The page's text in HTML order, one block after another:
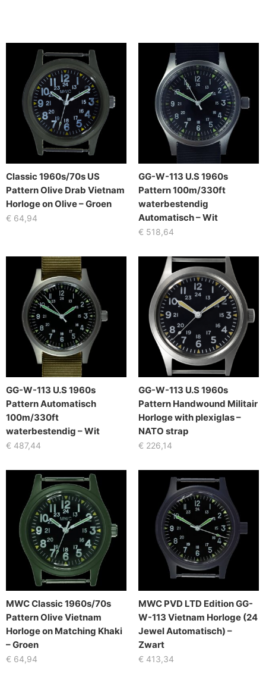
Classic 1960s/70s US
Pattern Olive Drab Vietnam
Horloge on Olive – Groen
€ 64,94
GG-W-113 U.S 1960s
Pattern 100m/330ft
waterbestendig
Automatisch – Wit
€ 518,64
GG-W-113 U.S 1960s
Pattern Automatisch
100m/330ft
waterbestendig – Wit
€ 487,44
GG-W-113 U.S 1960s
Pattern Handwound Militair
Horloge with plexiglas –
NATO strap
€ 226,14
MWC Classic 1960s/70s
Pattern Olive Vietnam
Horloge on Matching Khaki
– Groen
€ 64,94
MWC PVD LTD Edition GG-
W-113 Vietnam Horloge (24
Jewel Automatisch) –
Zwart
€ 413,34